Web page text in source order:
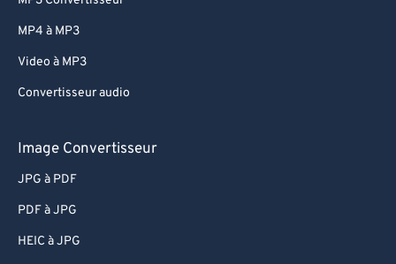
MP4 à MP3
Video à MP3
Convertisseur audio
Image Convertisseur
JPG à PDF
PDF à JPG
HEIC à JPG